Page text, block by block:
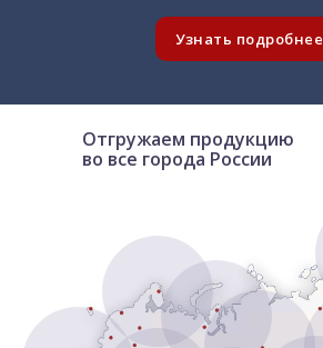
Узнать подробнее
Отгружаем продукцию
во все города России